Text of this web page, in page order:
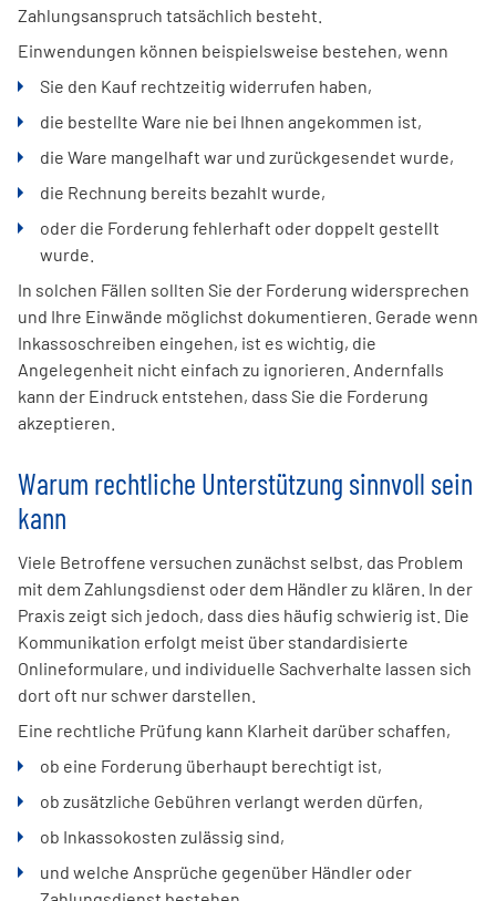
Zahlungsanspruch tatsächlich besteht.
Einwendungen können beispielsweise bestehen, wenn
Sie den Kauf rechtzeitig widerrufen haben,
die bestellte Ware nie bei Ihnen angekommen ist,
die Ware mangelhaft war und zurückgesendet wurde,
die Rechnung bereits bezahlt wurde,
oder die Forderung fehlerhaft oder doppelt gestellt
wurde.
In solchen Fällen sollten Sie der Forderung widersprechen
und Ihre Einwände möglichst dokumentieren. Gerade wenn
Inkassoschreiben eingehen, ist es wichtig, die
Angelegenheit nicht einfach zu ignorieren. Andernfalls
kann der Eindruck entstehen, dass Sie die Forderung
akzeptieren.
Warum rechtliche Unterstützung sinnvoll sein
kann
Viele Betroffene versuchen zunächst selbst, das Problem
mit dem Zahlungsdienst oder dem Händler zu klären. In der
Praxis zeigt sich jedoch, dass dies häufig schwierig ist. Die
Kommunikation erfolgt meist über standardisierte
Onlineformulare, und individuelle Sachverhalte lassen sich
dort oft nur schwer darstellen.
Eine rechtliche Prüfung kann Klarheit darüber schaffen,
ob eine Forderung überhaupt berechtigt ist,
ob zusätzliche Gebühren verlangt werden dürfen,
ob Inkassokosten zulässig sind,
und welche Ansprüche gegenüber Händler oder